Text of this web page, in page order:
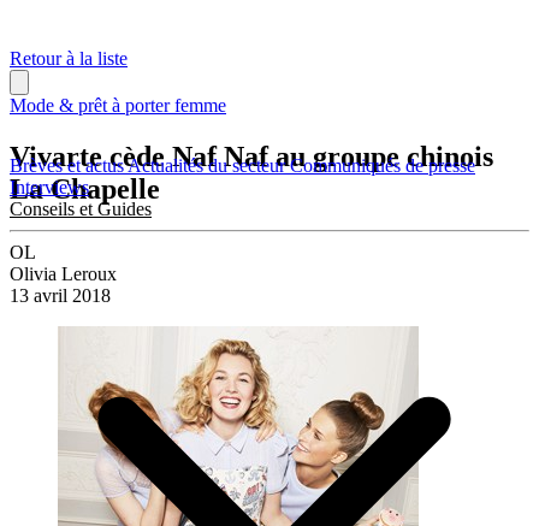
Brèves et actusActualités du secteurCommuniqués de presse
Interviews
Conseils et Guides
Retour à la liste
Mode & prêt à porter femme
Vivarte cède Naf Naf au groupe chinois
La Chapelle
OL
Olivia Leroux
13 avril 2018